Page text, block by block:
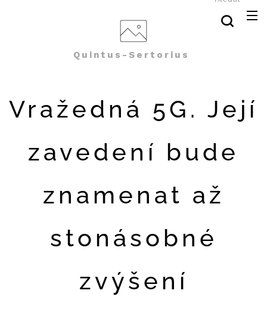
Quintus-Sertorius
Vražedná 5G. Její
zavedení bude
znamenat až
stonásobné
zvýšení